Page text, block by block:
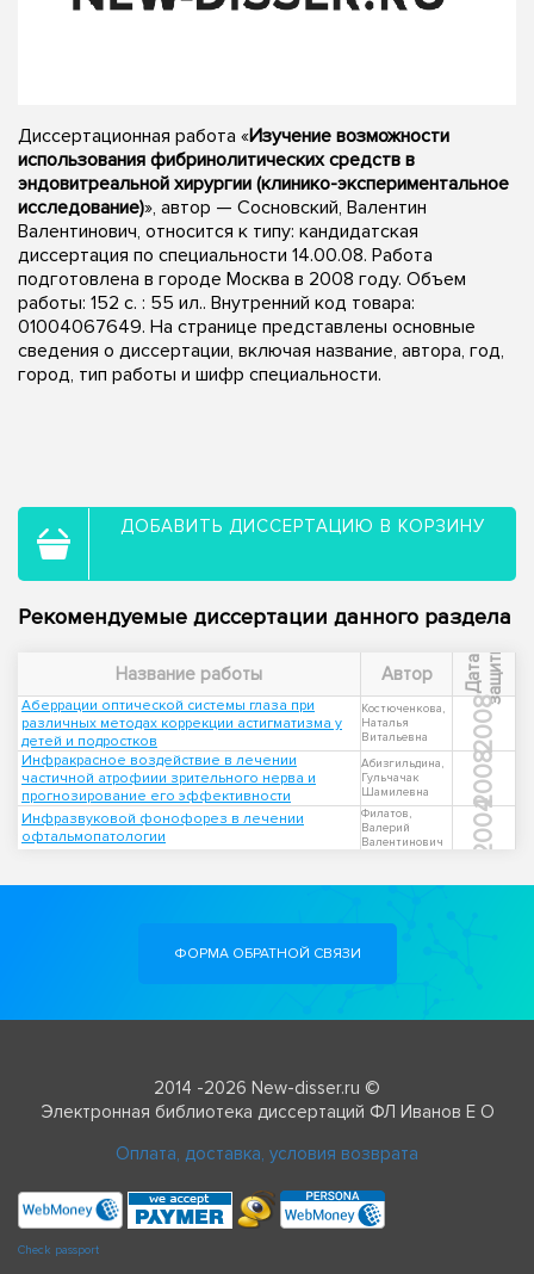
Диссертационная работа «Изучение возможности
использования фибринолитических средств в
эндовитреальной хирургии (клинико-экспериментальное
исследование)», автор — Сосновский, Валентин
Валентинович, относится к типу: кандидатская
диссертация по специальности 14.00.08. Работа
подготовлена в городе Москва в 2008 году. Объем
работы: 152 с. : 55 ил.. Внутренний код товара:
01004067649. На странице представлены основные
сведения о диссертации, включая название, автора, год,
город, тип работы и шифр специальности.
ДОБАВИТЬ ДИССЕРТАЦИЮ В КОРЗИНУ
Рекомендуемые диссертации данного раздела
Название работы Автор Д
а
т
а
з
а
щ
и
т ы
Аберрации оптической системы глаза при
различных методах коррекции астигматизма у
детей и подростков
Костюченкова,
Наталья
Витальевна
2008
Инфракрасное воздействие в лечении
частичной атрофиии зрительного нерва и
прогнозирование его эффективности
Абизгильдина,
Гульчачак
Шамилевна
2008
Инфразвуковой фонофорез в лечении
офтальмопатологии
Филатов,
Валерий
Валентинович
2004
ФОРМА ОБРАТНОЙ СВЯЗИ
2014 -2026 New-disser.ru ©
Электронная библиотека диссертаций ФЛ Иванов Е О
Оплата, доставка, условия возврата
Check passport